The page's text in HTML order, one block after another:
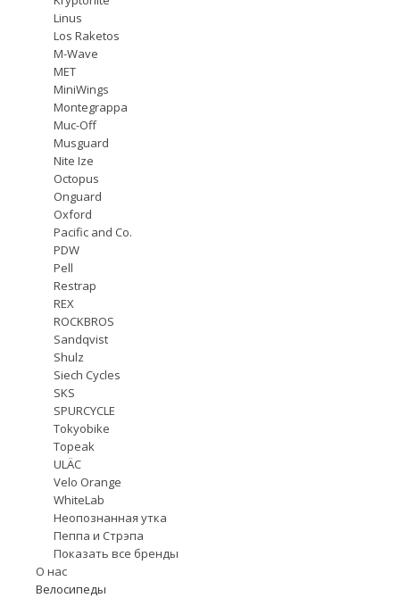
Linus
Los Raketos
M-Wave
MET
MiniWings
Montegrappa
Muc-Off
Musguard
Nite Ize
Octopus
Onguard
Oxford
Pacific and Co.
PDW
Pell
Restrap
REX
ROCKBROS
Sandqvist
Shulz
Siech Cycles
SKS
SPURCYCLE
Tokyobike
Topeak
ULÄC
Velo Orange
WhiteLab
Неопознанная утка
Пеппа и Стрэпа
Показать все бренды
О нас
Велосипеды